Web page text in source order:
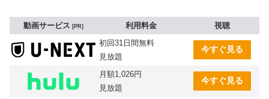
動画サービス PR 利用料金
視聴
初回31日間無料
見放題
今すぐ見る
月額1,026円
見放題
今すぐ見る